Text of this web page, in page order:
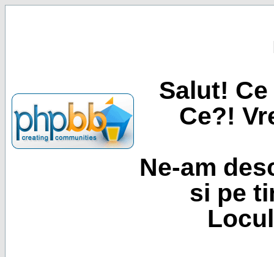
Salut!
Ce?!
Ne-am
si pe